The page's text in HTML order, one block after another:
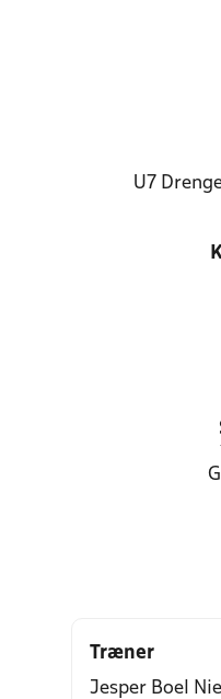
U7
Træner
Jesper Boel